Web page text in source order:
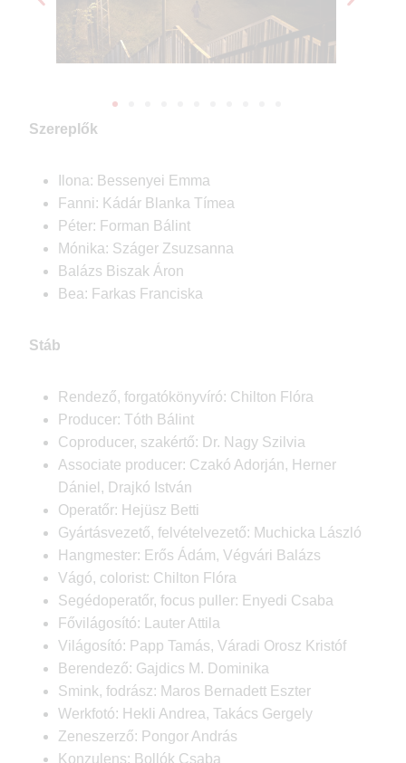
Szereplők
Ilona: Bessenyei Emma
Fanni: Kádár Blanka Tímea
Péter: Forman Bálint
Mónika: Száger Zsuzsanna
Balázs Biszak Áron
Bea: Farkas Franciska
Stáb
Rendező, forgatókönyvíró: Chilton Flóra
Producer: Tóth Bálint
Coproducer, szakértő: Dr. Nagy Szilvia
Associate producer: Czakó Adorján, Herner
Dániel, Drajkó István
Operatőr: Hejüsz Betti
Gyártásvezető, felvételvezető: Muchicka László
Hangmester: Erős Ádám, Végvári Balázs
Vágó, colorist: Chilton Flóra
Segédoperatőr, focus puller: Enyedi Csaba
Fővilágosító: Lauter Attila
Világosító: Papp Tamás, Váradi Orosz Kristóf
Berendező: Gajdics M. Dominika
Smink, fodrász: Maros Bernadett Eszter
Werkfotó: Hekli Andrea, Takács Gergely
Zeneszerző: Pongor András
Konzulens: Bollók Csaba